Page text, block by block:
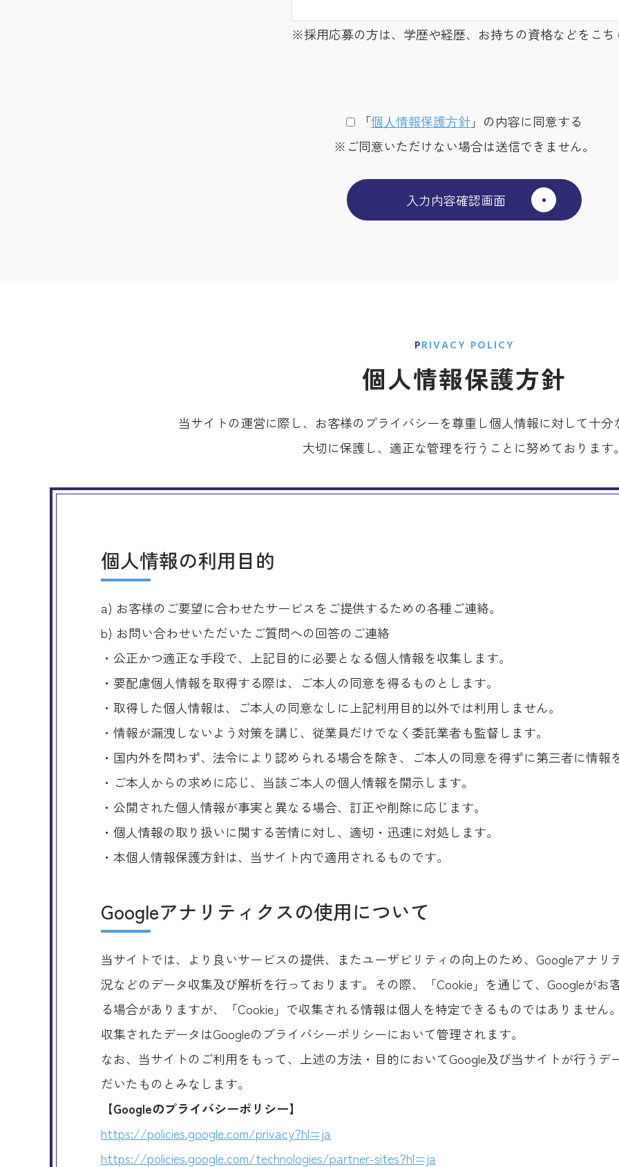
※採用応募の方は、学歴や経歴、お持ちの資格などをこち
「個⼈情報保護⽅針」の内容に同意する
※ご同意いただけない場合は送信できません。
PRIVACY POLICY
個人情報保護方針
当サイトの運営に際し、お客様のプライバシーを尊重し個人情報に対して十分
大切に保護し、適正な管理を行うことに努めております。
個人情報の利用目的
a) お客様のご要望に合わせたサービスをご提供するための各種ご連絡。
b) お問い合わせいただいたご質問への回答のご連絡
・公正かつ適正な手段で、上記目的に必要となる個人情報を収集します。
・要配慮個人情報を取得する際は、ご本人の同意を得るものとします。
・取得した個人情報は、ご本人の同意なしに上記利用目的以外では利用しません。
・情報が漏洩しないよう対策を講じ、従業員だけでなく委託業者も監督します。
・国内外を問わず、法令により認められる場合を除き、ご本人の同意を得ずに第三者に情報
・ご本人からの求めに応じ、当該ご本人の個人情報を開示します。
・公開された個人情報が事実と異なる場合、訂正や削除に応じます。
・個人情報の取り扱いに関する苦情に対し、適切・迅速に対処します。
・本個人情報保護方針は、当サイト内で適用されるものです。
Googleアナリティクスの使用について
当サイトでは、より良いサービスの提供、またユーザビリティの向上のため、Googleアナ
況などのデータ収集及び解析を行っております。その際、「Cookie」を通じて、Googleがお
る場合がありますが、「Cookie」で収集される情報は個人を特定できるものではありません。
収集されたデータはGoogleのプライバシーポリシーにおいて管理されます。
なお、当サイトのご利用をもって、上述の方法・目的においてGoogle及び当サイトが行う
だいたものとみなします。
【Googleのプライバシーポリシー】
https://policies.google.com/privacy?hl=ja
https://policies.google.com/technologies/partner-sites?hl=ja